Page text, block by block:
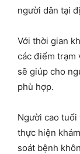
người dân tại
Với thời gian
các điểm trạm
sẽ giúp cho
phù hợp.
Người cao
thực hiện
soát bệnh